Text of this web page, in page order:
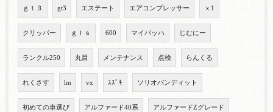
ｇｔ３ gt3 エステート エアコンプレッサー ｘ1
クリッパー ｇｌｓ 600 マイバッハ じむにー
ランクル250 丸目 メンテナンス 点検 らんくる
れくさす lm vx ｽｽﾞｷ ソリオバンディット
初めての車選び アルファード40系 アルファードZグレード